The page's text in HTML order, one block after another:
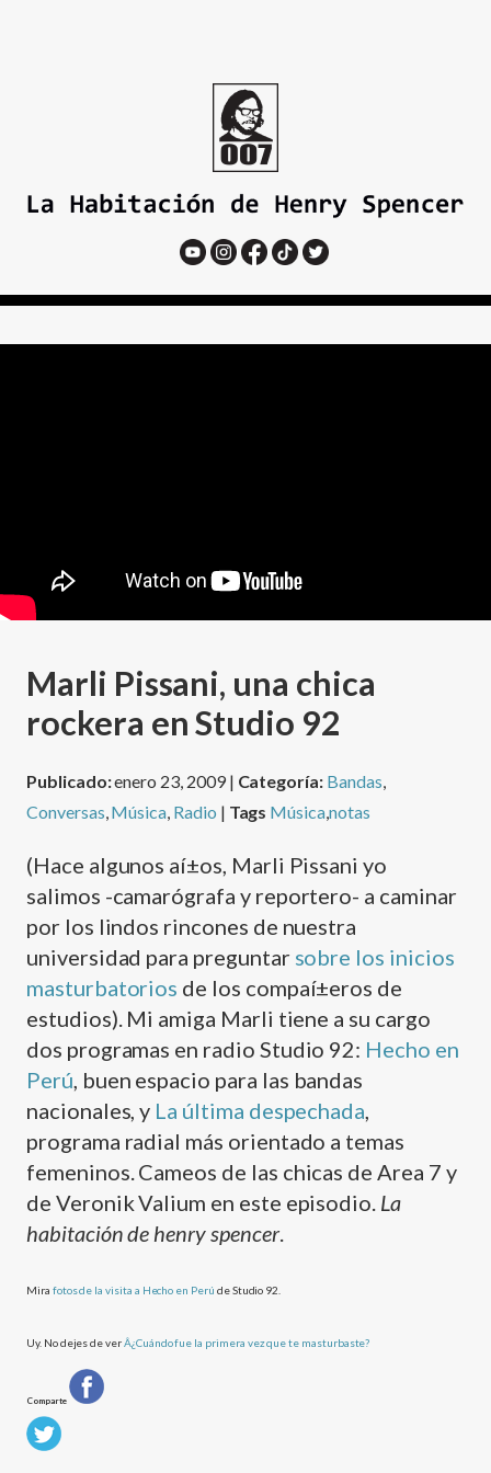
Marli Pissani, una chica
rockera en Studio 92
Publicado:enero 23, 2009 | Categoría: Bandas
Conversas Música Radio | Tags Músicanotas
(Hace algunos aí±os, Marli Pissani yo
salimos -camarógrafa y reportero- a caminar
por los lindos rincones de nuestra
universidad para preguntar sobre los inicios
masturbatorios de los compaí±eros de
estudios). Mi amiga Marli tiene a su cargo
dos programas en radio Studio 92: Hecho en
Perú , buen espacio para las bandas
nacionales, y La última despechada
programa radial más orientado a temas
femeninos. Cameos de las chicas de Area 7 y
de Veronik Valium en este episodio. La
habitación de henry spencer.
Mira fotos de la visita a Hecho en Perú de Studio 92.
Uy. No dejes de verÂ¿Cuándo fue la primera vez que te masturbaste?
Comparte